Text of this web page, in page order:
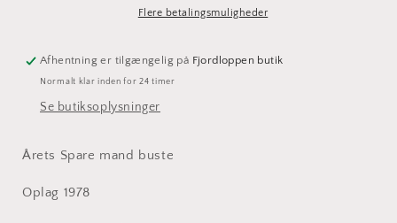
Flere betalingsmuligheder
Afhentning er tilgængelig på Fjordloppen butik
Normalt klar inden for 24 timer
Se butiksoplysninger
Årets Spare mand buste
Oplag 1978